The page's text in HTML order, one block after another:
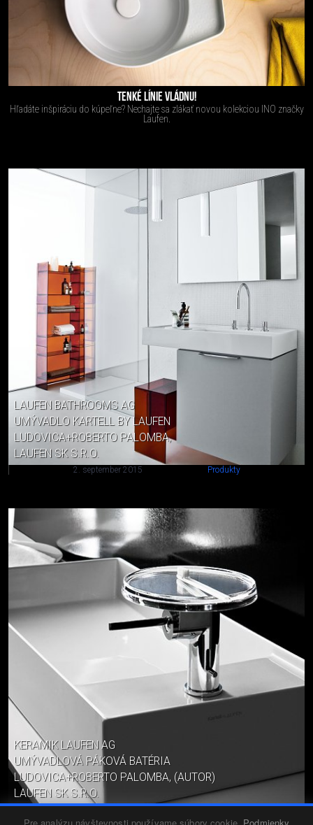
TENKÉ LÍNIE VLÁDNU!
Hľadáte inšpiráciu do kúpeľne? Nechajte sa zlákať novou kolekciou INO značky
Laufen.
LAUFEN BATHROOMS AG
UMÝVADLO KARTELL BY LAUFEN
LUDOVICA+ROBERTO PALOMBA,
LAUFEN SK S.R.O.
2. september 2015 Produkty
KERAMIK LAUFEN AG
UMÝVADLOVÁ PÁKOVÁ BATÉRIA
LUDOVICA+ROBERTO PALOMBA, (AUTOR)
LAUFEN SK S.R.O.